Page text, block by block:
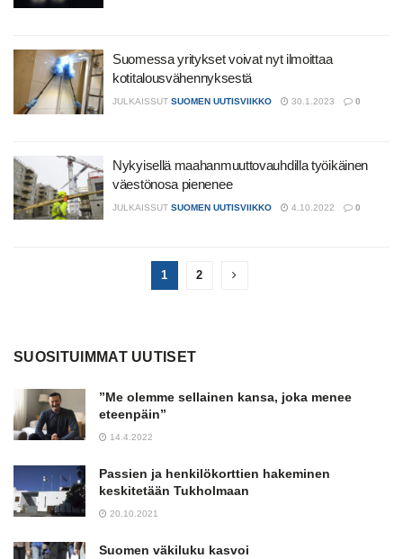
Suomessa yritykset voivat nyt ilmoittaa
kotitalousvähennyksestä
JULKAISSUT SUOMEN UUTISVIIKKO 30.1.2023 0
Nykyisellä maahanmuuttovauhdilla työikäinen
väestönosa pienenee
JULKAISSUT SUOMEN UUTISVIIKKO 4.10.2022 0
1 2
SUOSITUIMMAT UUTISET
”Me olemme sellainen kansa, joka menee
eteenpäin”
14.4.2022
Passien ja henkilökorttien hakeminen
keskitetään Tukholmaan
20.10.2021
Suomen väkiluku kasvoi